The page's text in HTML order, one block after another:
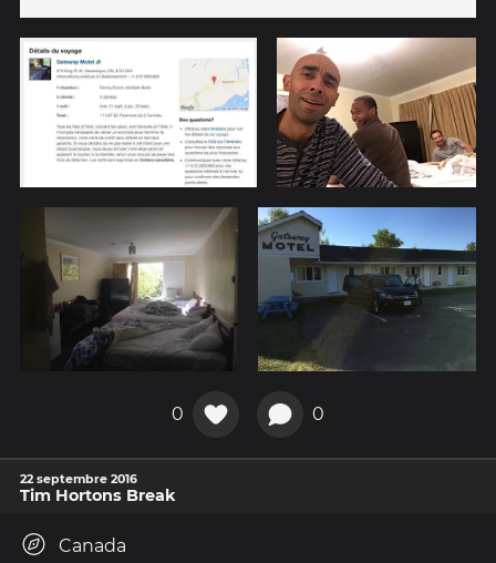
0 0
22 septembre 2016
Tim Hortons Break
Canada